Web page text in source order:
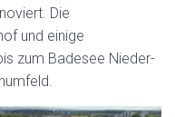
H
T
Die
und einige
zum Badesee Nieder-